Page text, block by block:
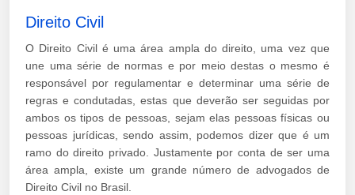
Direito Civil
O Direito Civil é uma área ampla do direito, uma vez que
une uma série de normas e por meio destas o mesmo é
responsável por regulamentar e determinar uma série de
regras e condutadas, estas que deverão ser seguidas por
ambos os tipos de pessoas, sejam elas pessoas físicas ou
pessoas jurídicas, sendo assim, podemos dizer que é um
ramo do direito privado. Justamente por conta de ser uma
área ampla, existe um grande número de advogados de
Direito Civil no Brasil.